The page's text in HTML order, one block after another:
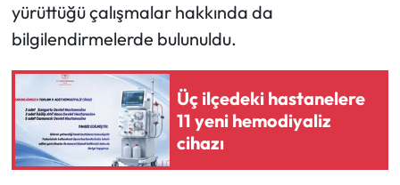
yürüttüğü çalışmalar hakkında da
bilgilendirmelerde bulunuldu.
Üç ilçedeki hastanelere
11 yeni hemodiyaliz
cihazı
Oğuzlar Haberleri
Ortaköy Haberleri
Osmancık Haberleri
Otomotiv